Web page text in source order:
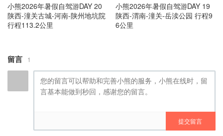
小熊2026年暑假自驾游DAY 20
陕西-潼关古城-河南-陕州地坑院
行程113.2公里
小熊2026年暑假自驾游DAY 19
陕西-渭南-潼关-岳渎公园 行程9
6公里
留言 1
提交留言